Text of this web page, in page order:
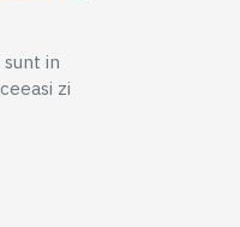
sunt in
zi